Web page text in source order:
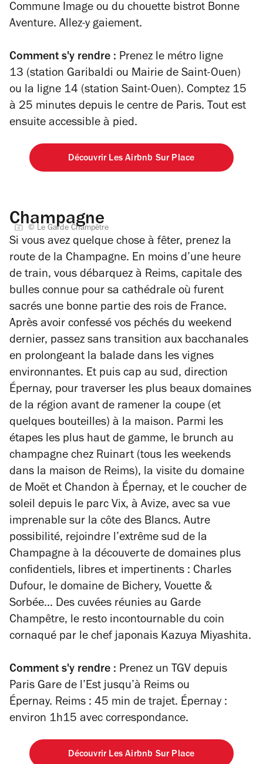
Commune Image ou du chouette bistrot Bonne
Aventure. Allez-y gaiement.
Comment s'y rendre : Prenez le métro ligne
13 (station Garibaldi ou Mairie de Saint-Ouen)
ou la ligne 14 (station Saint-Ouen). Comptez 15
à 25 minutes depuis le centre de Paris. Tout est
ensuite accessible à pied.
Découvrir Les Airbnb Sur Place
Champagne
© Le Garde Champêtre
Si vous avez quelque chose à fêter, prenez la
route de la Champagne. En moins d’une heure
de train, vous débarquez à Reims, capitale des
bulles connue pour sa cathédrale où furent
sacrés une bonne partie des rois de France.
Après avoir confessé vos péchés du weekend
dernier, passez sans transition aux bacchanales
en prolongeant la balade dans les vignes
environnantes. Et puis cap au sud, direction
Épernay, pour traverser les plus beaux domaines
de la région avant de ramener la coupe (et
quelques bouteilles) à la maison. Parmi les
étapes les plus haut de gamme, le brunch au
champagne chez Ruinart (tous les weekends
dans la maison de Reims), la visite du domaine
de Moët et Chandon à Épernay, et le coucher de
soleil depuis le parc Vix, à Avize, avec sa vue
imprenable sur la côte des Blancs. Autre
possibilité, rejoindre l’extrême sud de la
Champagne à la découverte de domaines plus
confidentiels, libres et impertinents : Charles
Dufour, le domaine de Bichery, Vouette &
Sorbée… Des cuvées réunies au Garde
Champêtre, le resto incontournable du coin
cornaqué par le chef japonais Kazuya Miyashita.
Comment s'y rendre : Prenez un TGV depuis
Paris Gare de l’Est jusqu’à Reims ou
Épernay. Reims : 45 min de trajet. Épernay :
environ 1h15 avec correspondance.
Découvrir Les Airbnb Sur Place